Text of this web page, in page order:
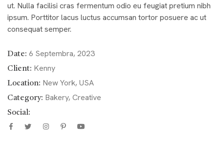
ut. Nulla facilisi cras fermentum odio eu feugiat pretium nibh
ipsum. Porttitor lacus luctus accumsan tortor posuere ac ut
consequat semper.
Date: 6 Septembra, 2023
Client: Kenny
Location: New York, USA
Category: Bakery, Creative
Social: